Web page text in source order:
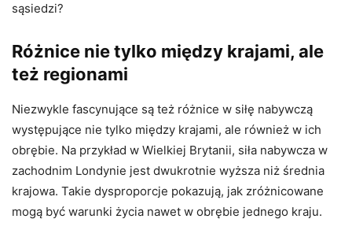
sąsiedzi?
Różnice nie tylko między krajami, ale
też regionami
Niezwykle fascynujące są też różnice w siłę nabywczą
występujące nie tylko między krajami, ale również w ich
obrębie. Na przykład w Wielkiej Brytanii, siła nabywcza w
zachodnim Londynie jest dwukrotnie wyższa niż średnia
krajowa. Takie dysproporcje pokazują, jak zróżnicowane
mogą być warunki życia nawet w obrębie jednego kraju.